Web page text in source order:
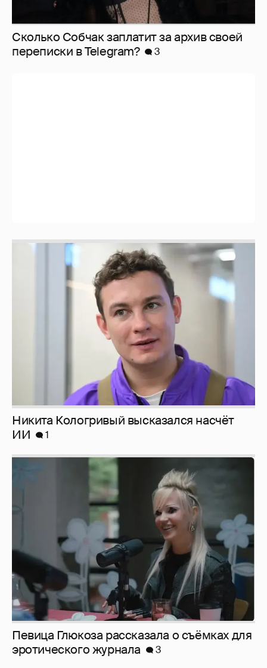
Сколько Собчак заплатит за архив своей
перeписки в Telegram?
3
Никита Кологривый высказался насчёт
Певица Глюкоза рассказала о съёмках для
эротического журнала
3